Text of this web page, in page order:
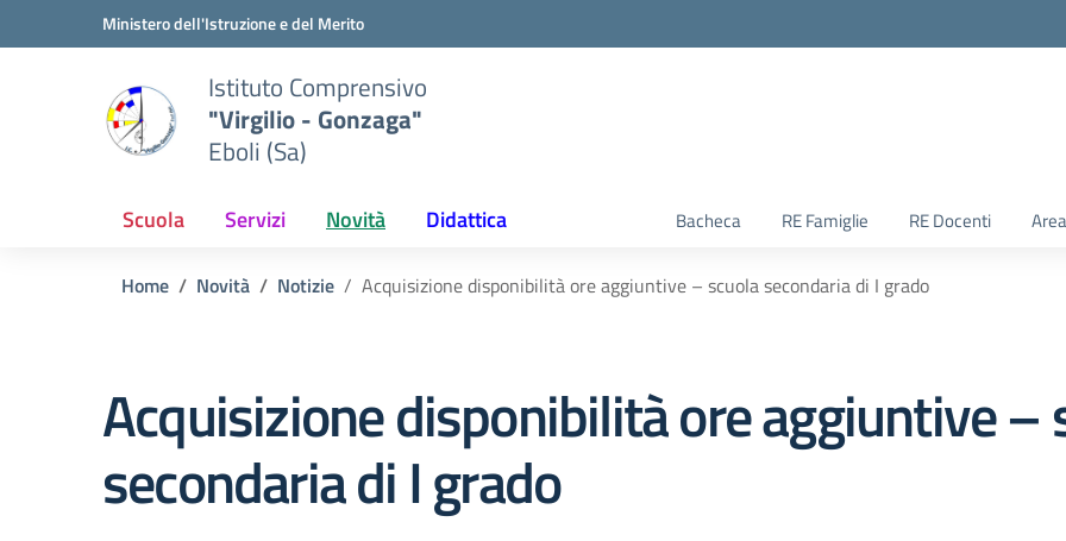
Vai ai contenuti
Vai al menu di navigazioneMinistero dell'Istruzione e del Merito
Istituto Comprensivo
"Virgilio - Gonzaga"
Eboli (Sa)
Scuola Servizi Novità Didattica Bacheca RE Famiglie RE Docenti
Home Novità Notizie Acquisizione disponibilità ore aggiuntive – scuola secondaria di I grado
Acquisizione disponibilità ore aggiuntive –
secondaria di I grado